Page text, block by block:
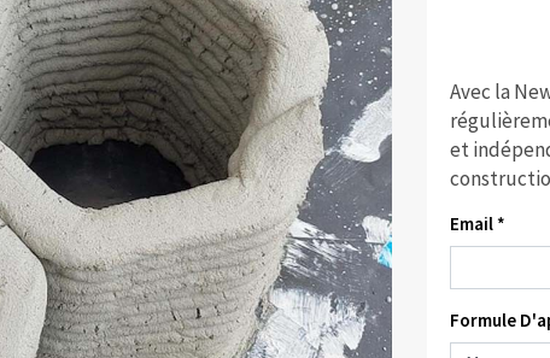
Avec la
et
Email *
Formule